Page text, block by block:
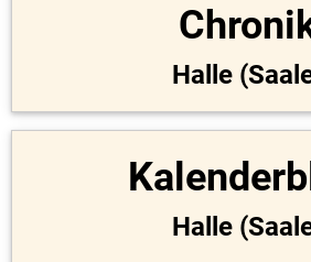
Halle
Halle